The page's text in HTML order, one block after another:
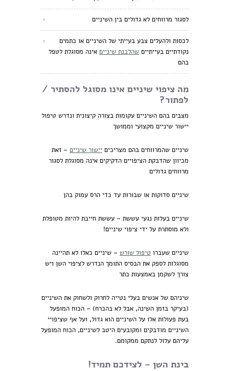
לסגור מרווחים לא גדולים בין השיניים
לכסות ולהעלים צבע בעייתי של השיניים או כתמים
נקודתיים בעייתיים שהלבנת שיניים אינה מסוגלת לטפל
בהם
מה ציפוי שיניים אינו מסוגל להסתיר /
לפתור?
מצבים בהם השיניים עקומות בצורה קיצונית ונדרש טיפול
יישור שיניים מקצועי וממושך
שיניים שהמרווחים בהם מצריכים יישור שיניים – זאת
מכיוון שהדבקת הציפויים הדקיקים אינה מסוגלת לסגור
מרווחים גדולים
שיניים סדוקות או שבורות עד כדי הרס עמוק בהן
שיניים בעלות נגעי עששת – עששת חייבת להיות מטופלת
ולא מוסתרת על ידי ציפוי שיניים!
שיניים שעברו טיפול שורש – שיניים כאלו לא תהיינה
מסוגלות לספק את הבסיס התומך הנדרש לציפוי השן ויש
צורך לשקמן באמצעות כתר
שיניהם של אנשים בעלי נטייה לחרוק ולשחוק את השיניים
(בעיקר בזמן השינה, אבל לא בהכרח) – הכוח המופעל
בעת פעולות אלו על השיניים הוא גדול, ועל אף שציפויי
השיניים מודבקים ומקובעים היטב לשיניים, הכוח המופעל
עליהם עלול לנתקם ממקומם.
בינת השן – לצידכם תמיד!